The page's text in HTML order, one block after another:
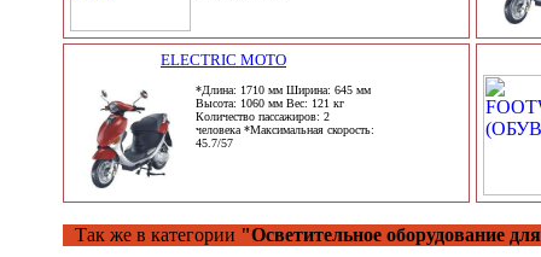
ELECTRIC MOTO
*Длина: 1710 мм Ширина: 645 мм
Высота: 1060 мм Вес: 121 кг
Количество пассажиров: 2
человека *Максимальная скорость:
45.7/57
Так же в категории "Осветительное оборудование